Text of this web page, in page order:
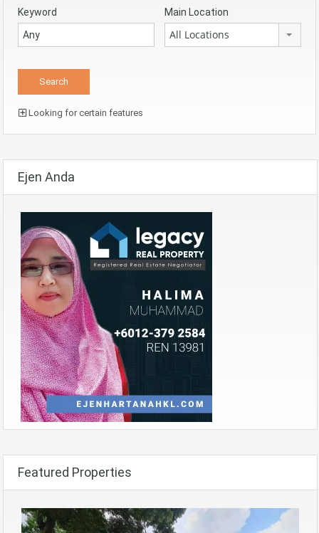
Keyword Main Location
All Locations
Looking for certain features
Ejen Anda
Featured Properties